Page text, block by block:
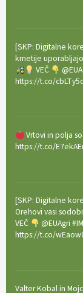
[SKP: Digitalne
kmetije
VEČ
https://t.co/
Vrtovi in polja
https://t.co/
[SKP: Digitalne
Orehovi vasi
VEČ
@EUAgri
https://t.co/
Valter Kobal in